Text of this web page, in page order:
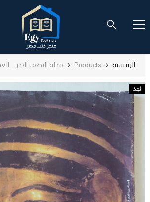
الرئيسية Products مجلة النصف الاخر .. العدد 21 مايو 2001 .. الفرعون -
نَفِدَ